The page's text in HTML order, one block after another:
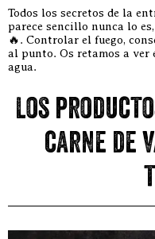
Todos los secretos de la
parece sencillo nunca lo
🔥. Controlar el fuego,
al punto. Os retamos a ver
agua.
Los
carne de